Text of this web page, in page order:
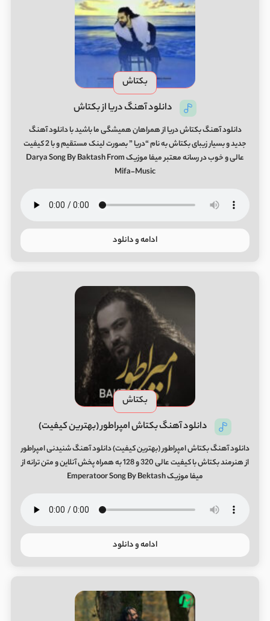
بکتاش
دانلود آهنگ دریا از بکتاش
دانلود آهنگ بکتاش دریا از همراهان همیشگی ما باشید با دانلود آهنگ
جدید و بسیار زیبای بکتاش به نام “دریا ” بصورت لینک مستقیم و با 2 کیفیت
عالی و خوب در رسانه معتبر میفا موزیک Darya Song By Baktash From
Mifa-Music
ادامه و دانلود
بکتاش
دانلود آهنگ بکتاش امپراطور (بهترین کیفیت)
دانلود آهنگ بکتاش امپراطور (بهترین کیفیت) دانلود آهنگ شنیدنی امپراطور
از هنرمند بکتاش با کیفیت عالی 320 و 128 به همراه پخش آنلاین و متن ترانه از
میفا موزیک Emperatoor Song By Bektash
ادامه و دانلود